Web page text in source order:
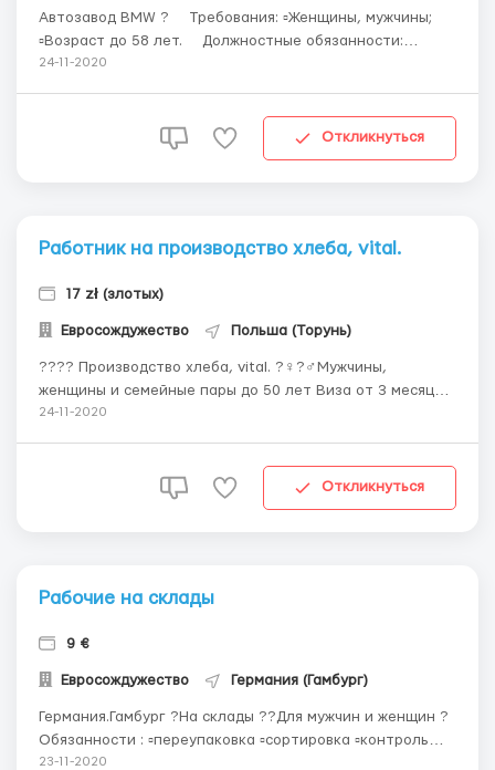
Автозавод BMW ? ⠀ Требования: ▫️Женщины, мужчины;
▫️Возраст до 58 лет. ⠀ Должностные обязанности:
✔️Маркировка деталей; ✔Проверка деталей на брак;
Зарплата: 2045-2500 евро в месяц. ⠀ ?...
24-11-2020
Откликнуться
Работник на производство хлеба, vital.
17 zł (злотых)
Евросождужество Польша (Торунь)
???? Производство хлеба, vital. ?‍♀️?‍♂️Мужчины,
женщины и семейные пары до 50 лет Виза от 3 месяцев
и безвиз Требования☝️ Возраст до 45 лет Очень
пунктуальность, ответственность, желание ...
24-11-2020
Откликнуться
Рабочие на склады
9 €
Евросождужество Германия (Гамбург)
Германия.Гамбург ?На склады ??Для мужчин и женщин ?
Обязанности : ▫️переупаковка ▫️сортировка ▫️контроль
качества ▫️формирование палет ▫️обматывание палет
23-11-2020